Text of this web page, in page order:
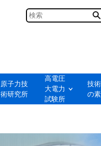
原子力技
術研究所
高電圧
大電力
試験所
技
の